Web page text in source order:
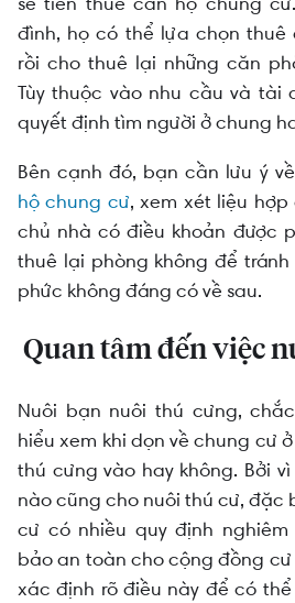
đình, họ có thể lựa chọn thuê
rồi cho thuê lại những căn
Tùy thuộc vào nhu cầu và tài
quyết định tìm người ở chung
Bên cạnh đó, bạn cần lưu ý về
hộ chung cư, xem xét liệu
chủ nhà có điều khoản được
thuê lại phòng không để
phức không đáng có về sau.
Quan tâm đến việc
Nuôi bạn nuôi thú cưng,
hiểu xem khi dọn về chung cư
thú cưng vào hay không. Bởi
nào cũng cho nuôi thú cư, đặc
cư có nhiều quy định
bảo an toàn cho cộng đồng
xác định rõ điều này để có